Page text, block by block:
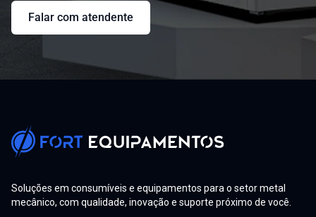
Falar com atendente
Soluções em consumíveis e equipamentos para o setor metal
mecânico, com qualidade, inovação e suporte próximo de você.